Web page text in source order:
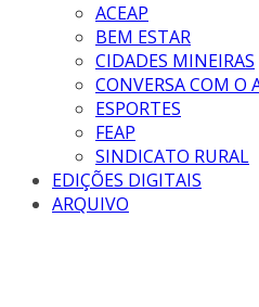
ACEAP
BEM ESTAR
CIDADES MINEIRAS
CONVERSA COM O
ESPORTES
FEAP
SINDICATO RURAL
EDIÇÕES DIGITAIS
ARQUIVO